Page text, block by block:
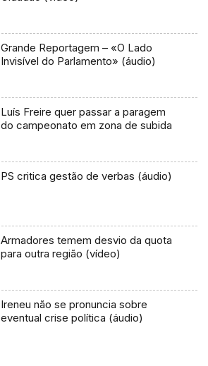
Grande Reportagem – «O Lado
Invisível do Parlamento» (áudio)
Luís Freire quer passar a paragem
do campeonato em zona de subida
PS critica gestão de verbas (áudio)
Armadores temem desvio da quota
para outra região (vídeo)
Ireneu não se pronuncia sobre
eventual crise política (áudio)